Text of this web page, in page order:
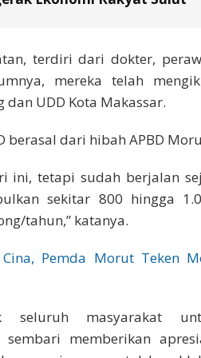
terdiri dari dokter,
mereka telah
UDD Kota Makassar.
berasal dari hibah APBD
ini, tetapi sudah berjalan
sekitar 800 hingga
tahun,” katanya.
Pemda Morut Teken
seluruh masyarakat
memberikan